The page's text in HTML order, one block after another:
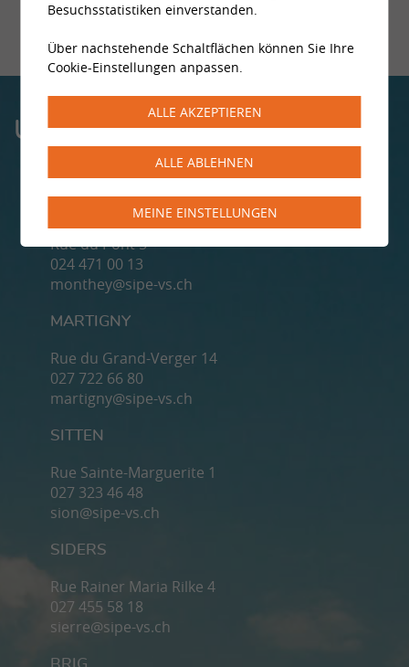
UNSERE ZENTREN
Rue du Pont 5
024 471 00 13
monthey@sipe-vs.ch
MARTIGNY
Rue du Grand-Verger 14
027 722 66 80
martigny@sipe-vs.ch
SITTEN
Rue Sainte-Marguerite 1
027 323 46 48
sion@sipe-vs.ch
SIDERS
Rue Rainer Maria Rilke 4
027 455 58 18
sierre@sipe-vs.ch
BRIG
Besuchsstatistiken einverstanden.
Über nachstehende Schaltflächen können Sie Ihre
Cookie-Einstellungen anpassen.
ALLE AKZEPTIEREN
ALLE ABLEHNEN
MEINE EINSTELLUNGEN